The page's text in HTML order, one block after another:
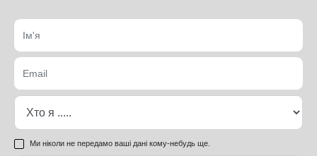
Ми ніколи не передамо ваші дані кому-небудь ще.